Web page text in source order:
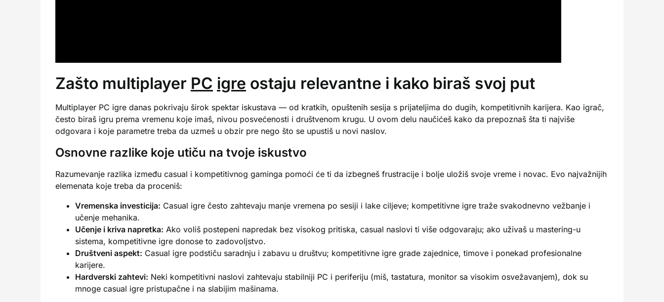
Zašto multiplayer PC igre ostaju relevantne i kako biraš svoj put
Multiplayer PC igre danas pokrivaju širok spektar iskustava — od kratkih, opuštenih sesija s prijateljima do dugih, kompetitivnih karijera. Kao igrač,
često biraš igru prema vremenu koje imaš, nivou posvećenosti i društvenom krugu. U ovom delu naučićeš kako da prepoznaš šta ti najviše
odgovara i koje parametre treba da uzmeš u obzir pre nego što se upustiš u novi naslov.
Osnovne razlike koje utiču na tvoje iskustvo
Razumevanje razlika između casual i kompetitivnog gaminga pomoći će ti da izbegneš frustracije i bolje uložiš svoje vreme i novac. Evo najvažnijih
elemenata koje treba da proceniš:
Vremenska investicija: Casual igre često zahtevaju manje vremena po sesiji i lake ciljeve; kompetitivne igre traže svakodnevno vežbanje i
učenje mehanika.
Učenje i kriva napretka: Ako voliš postepeni napredak bez visokog pritiska, casual naslovi ti više odgovaraju; ako uživaš u mastering-u
sistema, kompetitivne igre donose to zadovoljstvo.
Društveni aspekt: Casual igre podstiču saradnju i zabavu u društvu; kompetitivne igre grade zajednice, timove i ponekad profesionalne
karijere.
Hardverski zahtevi: Neki kompetitivni naslovi zahtevaju stabilniji PC i periferiju (miš, tastatura, monitor sa visokim osvežavanjem), dok su
mnoge casual igre pristupačne i na slabijim mašinama.